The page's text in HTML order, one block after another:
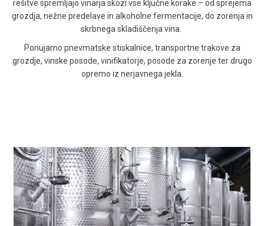
rešitve spremljajo vinarja skozi vse ključne korake – od sprejema
grozdja, nežne predelave in alkoholne fermentacije, do zorenja in
skrbnega skladiščenja vina.
Ponujamo pnevmatske stiskalnice, transportne trakove za
grozdje, vinske posode, vinifikatorje, posode za zorenje ter drugo
opremo iz nerjavnega jekla.
Posode in vinifikatorji
Za vse ključne faze predelave grozdja – od
maceracije, fermentacije, dekantacije do zorenja in
hrambe vina v kontroliranih pogojih.